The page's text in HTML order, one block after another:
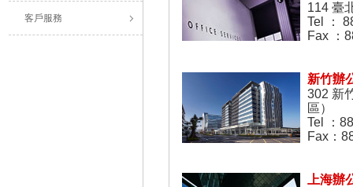
客戶服務
114 臺
Tel ：
Fax ：
新竹辦
302 新
區）
Tel ：
Fax：
上海辦